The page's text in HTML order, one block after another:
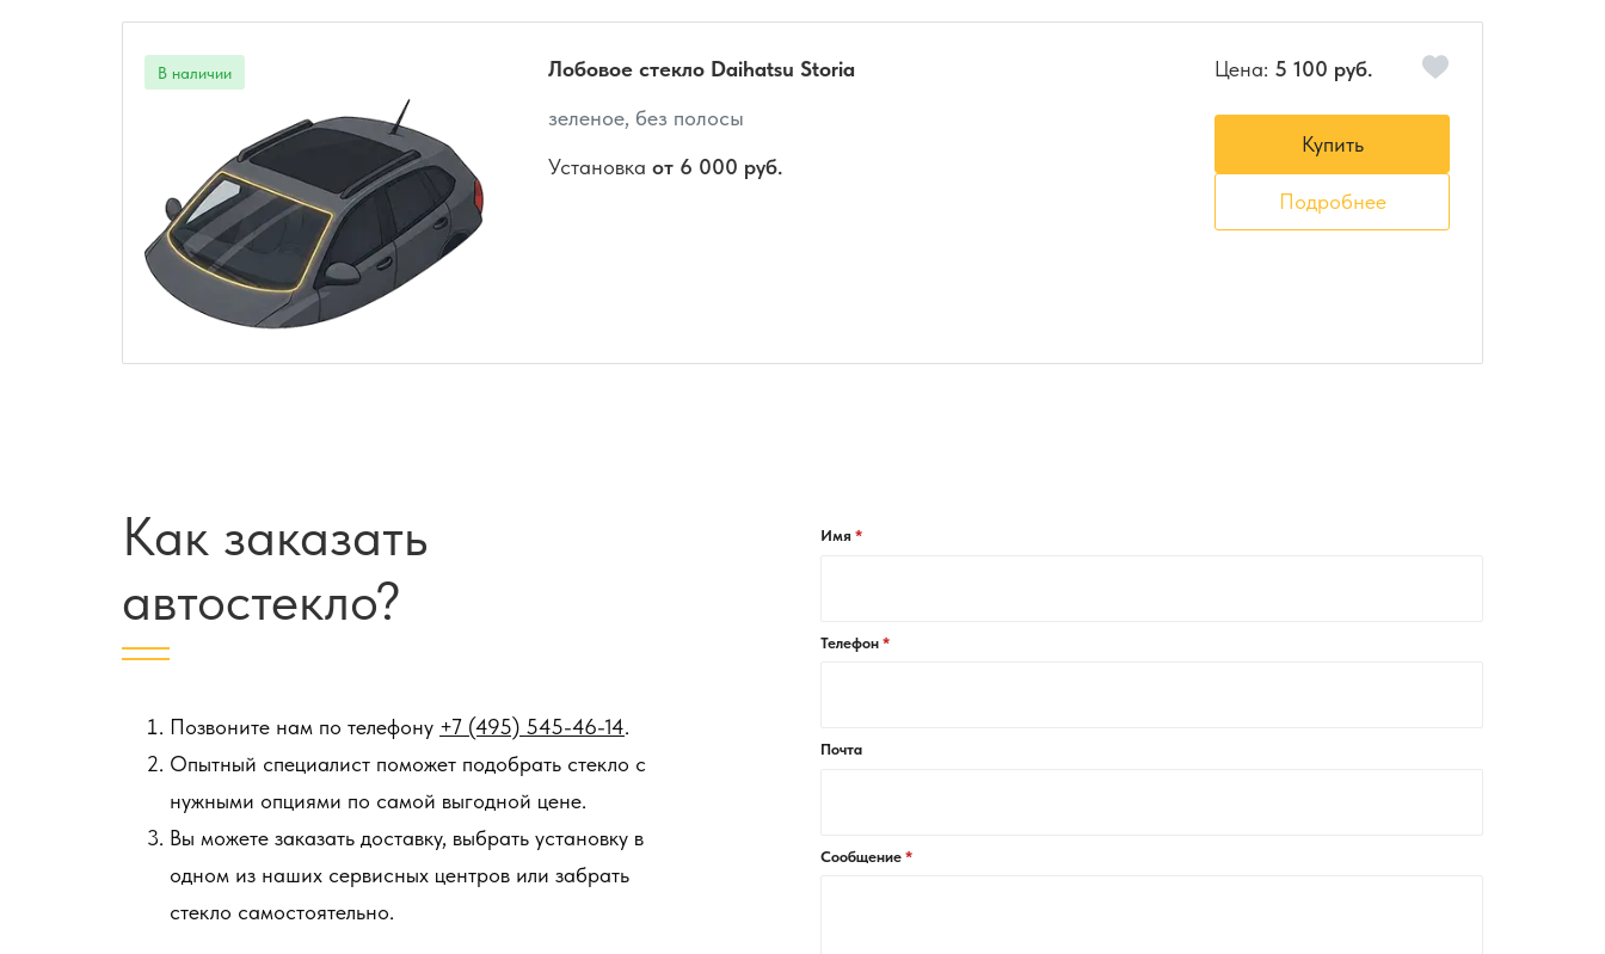
Лобовое стекло Daihatsu Storia
зеленое, без полосы
Установка от 6 000 руб.
Цена: 5 100 руб.
Купить
Подробнее
Как заказать
автостекло?
Позвоните нам по телефону +7 (495) 545-46-14.
Опытный специалист поможет подобрать стекло с
нужными опциями по самой выгодной цене.
Вы можете заказать доставку, выбрать установку в
одном из наших сервисных центров или забрать
стекло самостоятельно.
Имя
Телефон
Почта
Сообщение